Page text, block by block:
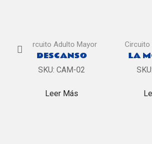
Circuito Adulto Mayor
DESCANSO
SKU: CAM-02
Leer Más
Circuito
LA
SKU: